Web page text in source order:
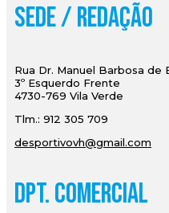
Sede / Redação
Rua Dr. Manuel Barbosa de
3º Esquerdo Frente
4730-769 Vila Verde
Tlm.: 912 305 709
desportivovh@gmail.com
Dpt. Comercial